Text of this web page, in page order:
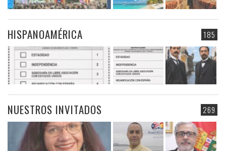
185
HISPANOAMÉRICA
269
NUESTROS INVITADOS